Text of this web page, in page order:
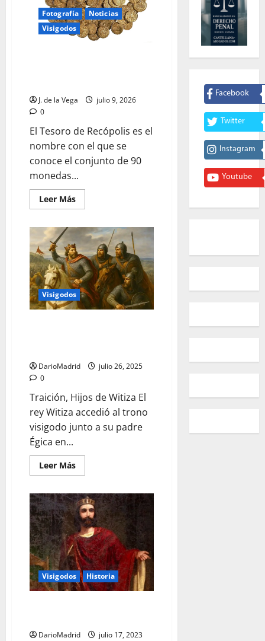
Fotografía
Noticias
Visigodos
J. de la Vega
julio 9, 2026
0
El Tesoro de Recópolis es el
nombre con el que se
conoce el conjunto de 90
monedas...
Leer MásLeer
más
¿En
qué
consiste
la
polémica
sobre
las
noventa
monedas
de
Visigodos
DarioMadrid
julio 26, 2025
0
Traición, Hijos de Witiza El
rey Witiza accedió al trono
visigodo junto a su padre
Égica en...
Leer MásLeer
más
La
Traición
de
los
hijos
de
Witiza
en
la
mal
llamada
Batalla
Visigodos Historia
DarioMadrid
julio 17, 2023
Facebook
Twitter
Instagram
Youtube